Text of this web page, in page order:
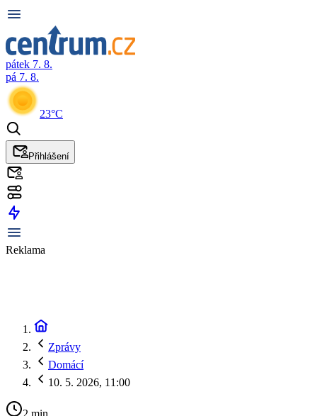
pátek 7. 8.
pá 7. 8.
23°C
Přihlášení
Reklama
Zprávy
Domácí
10. 5. 2026, 11:00
2 min